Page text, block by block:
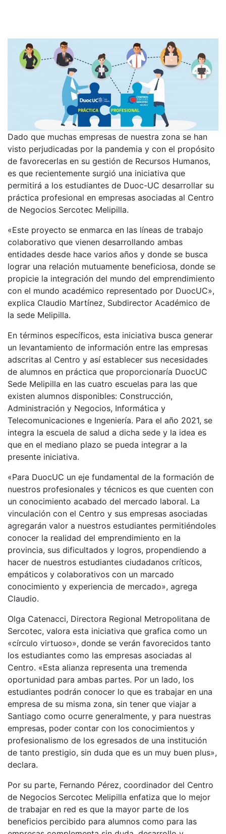
Dado que muchas empresas de nuestra zona se han
visto perjudicadas por la pandemia y con el propósito
de favorecerlas en su gestión de Recursos Humanos,
es que recientemente surgió una iniciativa que
permitirá a los estudiantes de Duoc-UC desarrollar su
práctica profesional en empresas asociadas al Centro
de Negocios Sercotec Melipilla.
«Este proyecto se enmarca en las líneas de trabajo
colaborativo que vienen desarrollando ambas
entidades desde hace varios años y donde se busca
lograr una relación mutuamente beneficiosa, donde se
propicie la integración del mundo del emprendimiento
con el mundo académico representado por DuocUC»,
explica Claudio Martínez, Subdirector Académico de
la sede Melipilla.
En términos específicos, esta iniciativa busca generar
un levantamiento de información entre las empresas
adscritas al Centro y así establecer sus necesidades
de alumnos en práctica que proporcionaría DuocUC
Sede Melipilla en las cuatro escuelas para las que
existen alumnos disponibles: Construcción,
Administración y Negocios, Informática y
Telecomunicaciones e Ingeniería. Para el año 2021, se
integra la escuela de salud a dicha sede y la idea es
que en el mediano plazo se pueda integrar a la
presente iniciativa.
«Para DuocUC un eje fundamental de la formación de
nuestros profesionales y técnicos es que cuenten con
un conocimiento acabado del mercado laboral. La
vinculación con el Centro y sus empresas asociadas
agregarán valor a nuestros estudiantes permitiéndoles
conocer la realidad del emprendimiento en la
provincia, sus dificultados y logros, propendiendo a
hacer de nuestros estudiantes ciudadanos críticos,
empáticos y colaborativos con un marcado
conocimiento y experiencia de mercado», agrega
Claudio.
Olga Catenacci, Directora Regional Metropolitana de
Sercotec, valora esta iniciativa que grafica como un
«círculo virtuoso», donde se verán favorecidos tanto
los estudiantes como las empresas asociadas al
Centro. «Esta alianza representa una tremenda
oportunidad para ambas partes. Por un lado, los
estudiantes podrán conocer lo que es trabajar en una
empresa de su misma zona, sin tener que viajar a
Santiago como ocurre generalmente, y para nuestras
empresas, poder contar con los conocimientos y
profesionalismo de los egresados de una institución
de tanto prestigio, sin duda que es un muy buen plus»,
declara.
Por su parte, Fernando Pérez, coordinador del Centro
de Negocios Sercotec Melipilla enfatiza que lo mejor
de trabajar en red es que la mayor parte de los
beneficios percibido para alumnos como para las